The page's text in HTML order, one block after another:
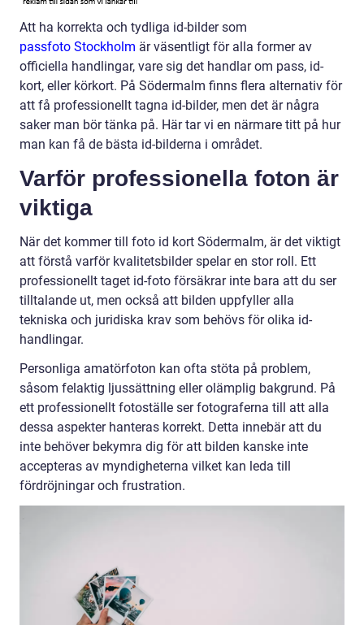
Att ha korrekta och tydliga id-bilder som
passfoto Stockholm är väsentligt för alla former av
officiella handlingar, vare sig det handlar om pass, id-
kort, eller körkort. På Södermalm finns flera alternativ för
att få professionellt tagna id-bilder, men det är några
saker man bör tänka på. Här tar vi en närmare titt på hur
man kan få de bästa id-bilderna i området.
Varför professionella foton är
viktiga
När det kommer till foto id kort Södermalm, är det viktigt
att förstå varför kvalitetsbilder spelar en stor roll. Ett
professionellt taget id-foto försäkrar inte bara att du ser
tilltalande ut, men också att bilden uppfyller alla
tekniska och juridiska krav som behövs för olika id-
handlingar.
Personliga amatörfoton kan ofta stöta på problem,
såsom felaktig ljussättning eller olämplig bakgrund. På
ett professionellt fotoställe ser fotograferna till att alla
dessa aspekter hanteras korrekt. Detta innebär att du
inte behöver bekymra dig för att bilden kanske inte
accepteras av myndigheterna vilket kan leda till
fördröjningar och frustration.